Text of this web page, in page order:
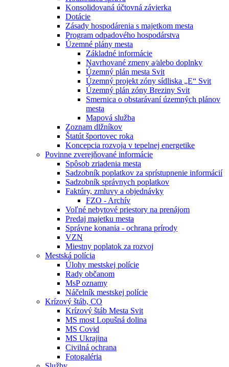
Konsolidovaná účtovná závierka
Dotácie
Zásady hospodárenia s majetkom mesta
Program odpadového hospodárstva
Územné plány mesta
Základné informácie
Navrhované zmeny a⁄alebo doplnky
Územný plán mesta Svit
Územný projekt zóny sídliska „E“ Svit
Územný plán zóny Breziny Svit
Smernica o obstarávaní územných plánov
mesta
Mapová služba
Zoznam dlžníkov
Štatút športovec roka
Koncepcia rozvoja v tepelnej energetike
Povinne zverejňované informácie
Spôsob zriadenia mesta
Sadzobník poplatkov za sprístupnenie informácií
Sadzobník správnych poplatkov
Faktúry, zmluvy a objednávky
FZO - Archív
Voľné nebytové priestory na prenájom
Predaj majetku mesta
Správne konania - ochrana prírody
VZN
Miestny poplatok za rozvoj
Mestská polícia
Úlohy mestskej polície
Rady občanom
MsP oznamy
Náčelník mestskej polície
Krízový štáb, CO
Krízový štáb Mesta Svit
MS most Lopušná dolina
MS Covid
MS Ukrajina
Civilná ochrana
Fotogaléria